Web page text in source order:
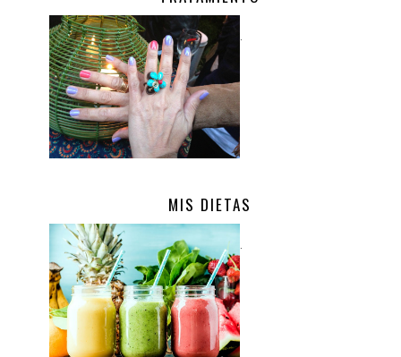
.
MIS DIETAS
.